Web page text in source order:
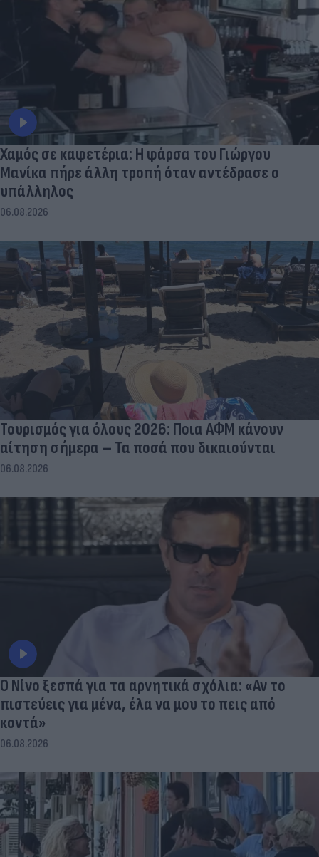
Χαμός σε καφετέρια: Η φάρσα του Γιώργου
Μανίκα πήρε άλλη τροπή όταν αντέδρασε ο
υπάλληλος
06.08.2026
Τουρισμός για όλους 2026: Ποια ΑΦΜ κάνουν
αίτηση σήμερα – Τα ποσά που δικαιούνται
06.08.2026
Ο Νίνο ξεσπά για τα αρνητικά σχόλια: «Αν το
πιστεύεις για μένα, έλα να μου το πεις από
κοντά»
06.08.2026